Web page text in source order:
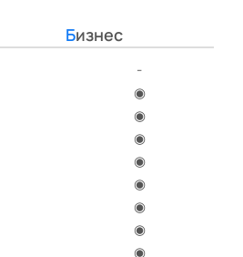
Бизнес
-
◉
◉
◉
◉
◉
◉
◉
◉